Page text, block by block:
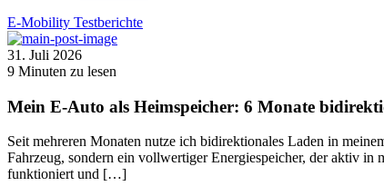
E-Mobility Testberichte
31. Juli 2026
9 Minuten zu lesen
Mein E-Auto als Heimspeicher: 6 Monate
Seit mehreren Monaten nutze ich bidirektionales Laden in
Fahrzeug, sondern ein vollwertiger Energiespeicher, der aktiv
funktioniert und […]